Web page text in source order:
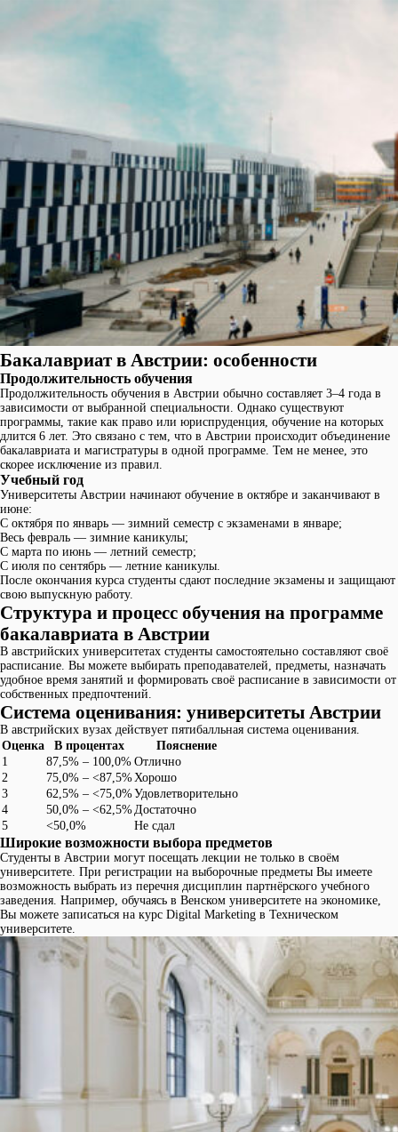
Бакалавриат в Австрии: особенности
Продолжительность обучения
Продолжительность обучения в Австрии обычно составляет 3–4 года в
зависимости от выбранной специальности. Однако существуют
программы, такие как право или юриспруденция, обучение на которых
длится 6 лет. Это связано с тем, что в Австрии происходит объединение
бакалавриата и магистратуры в одной программе. Тем не менее, это
скорее исключение из правил.
Учебный год
Университеты Австрии начинают обучение в октябре и заканчивают в
июне:
С октября по январь — зимний семестр с экзаменами в январе;
Весь февраль — зимние каникулы;
С марта по июнь — летний семестр;
С июля по сентябрь — летние каникулы.
После окончания курса студенты сдают последние экзамены и защищают
свою выпускную работу.
Структура и процесс обучения на программе
бакалавриата в Австрии
В австрийских университетах студенты самостоятельно составляют своё
расписание. Вы можете выбирать преподавателей, предметы, назначать
удобное время занятий и формировать своё расписание в зависимости от
собственных предпочтений.
Система оценивания: университеты Австрии
В австрийских вузах действует пятибалльная система оценивания.
Оценка
В процентах
Пояснение
1
87,5% – 100,0% Отлично
2
75,0% – <87,5%Хорошо
3
62,5% – <75,0%Удовлетворительно
4
50,0% – <62,5%Достаточно
5
<50,0% Не сдал
Широкие возможности выбора предметов
Студенты в Австрии могут посещать лекции не только в своём
университете. При регистрации на выборочные предметы Вы имеете
возможность выбрать из перечня дисциплин партнёрского учебного
заведения. Например, обучаясь в Венском университете на экономике,
Вы можете записаться на курс Digital Marketing в Техническом
университете.